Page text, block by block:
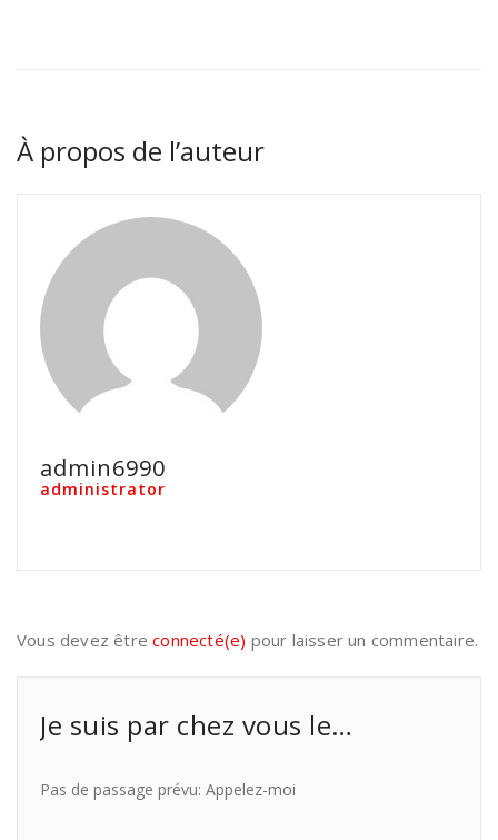
À propos de l’auteur
admin6990
administrator
Vous devez êtreconnecté(e) pour laisser un commentaire.
Je suis par chez vous le…
Pas de passage prévu: Appelez-moi